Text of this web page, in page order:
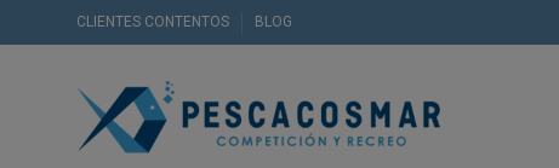
CLIENTES CONTENTOS BLOG